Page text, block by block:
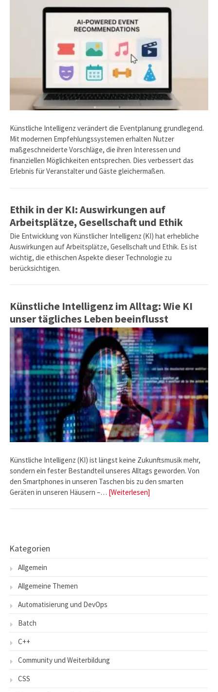
Künstliche Intelligenz verändert die Eventplanung grundlegend.
Mit modernen Empfehlungssystemen erhalten Nutzer
maßgeschneiderte Vorschläge, die ihren Interessen und
finanziellen Möglichkeiten entsprechen. Dies verbessert das
Erlebnis für Veranstalter und Gäste gleichermaßen.
Ethik in der KI: Auswirkungen auf
Arbeitsplätze, Gesellschaft und Ethik
Die Entwicklung von Künstlicher Intelligenz (KI) hat erhebliche
Auswirkungen auf Arbeitsplätze, Gesellschaft und Ethik. Es ist
wichtig, die ethischen Aspekte dieser Technologie zu
berücksichtigen.
Künstliche Intelligenz im Alltag: Wie KI
unser tägliches Leben beeinflusst
Künstliche Intelligenz (KI) ist längst keine Zukunftsmusik mehr,
sondern ein fester Bestandteil unseres Alltags geworden. Von
den Smartphones in unseren Taschen bis zu den smarten
Geräten in unseren Häusern –… [Weiterlesen]
Kategorien
Allgemein
Allgemeine Themen
Automatisierung und DevOps
Batch
C++
Community und Weiterbildung
CSS